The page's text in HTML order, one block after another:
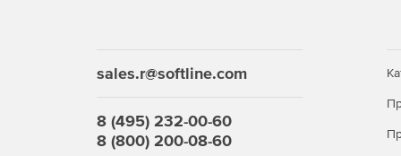
sales.r@softline.com
8 (495) 232-00-60
8 (800) 200-08-60